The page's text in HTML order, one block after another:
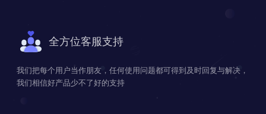
全方位客服支持
我们把每个用户当作朋友，任何使用问题都可得到及时回复与解决，
我们相信好产品少不了好的支持